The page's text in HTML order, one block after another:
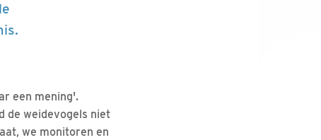
een mening'.
de weidevogels niet
we monitoren en